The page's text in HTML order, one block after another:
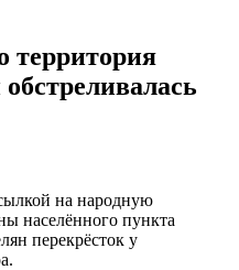
территория
на народную
населённого пункта
перекрёсток у